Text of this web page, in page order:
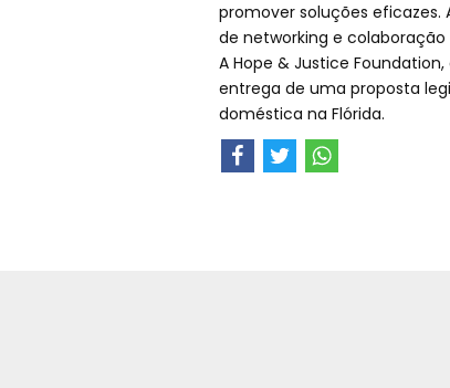
promover soluções eficazes.
de networking e
A Hope & Justice
entrega de uma proposta
doméstica na Flórida.